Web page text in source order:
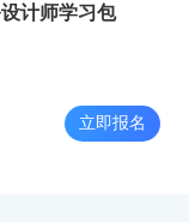
计师学习包
立即报名